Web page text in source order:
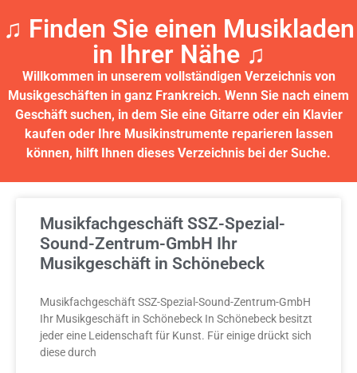
♫ Finden Sie einen Musikladen
in Ihrer Nähe ♫​
Willkommen in unserem vollständigen Verzeichnis von
Musikgeschäften in ganz Frankreich. Wenn Sie nach einem
Geschäft suchen, in dem Sie eine Gitarre oder ein Klavier
kaufen oder Ihre Musikinstrumente reparieren lassen
können, hilft Ihnen dieses Verzeichnis bei der Suche.
Musikfachgeschäft SSZ-Spezial-
Sound-Zentrum-GmbH Ihr
Musikgeschäft in Schönebeck
Musikfachgeschäft SSZ-Spezial-Sound-Zentrum-GmbH
Ihr Musikgeschäft in Schönebeck In Schönebeck besitzt
jeder eine Leidenschaft für Kunst. Für einige drückt sich
diese durch